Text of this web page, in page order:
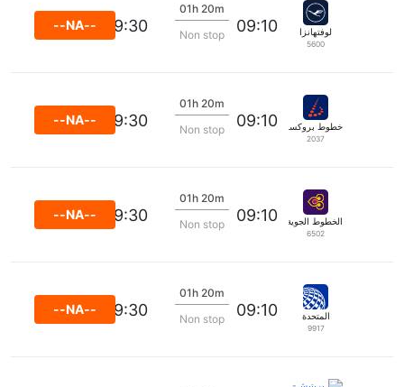
لوفتهانزا
5600
09:10
01h 20m
Non stop
09:30
--NA--
خطوط بروكسل الجوية
2037
09:10
01h 20m
Non stop
09:30
--NA--
الخطوط الجوية الدولية التايلاندية
6502
09:10
01h 20m
Non stop
09:30
--NA--
المتحدة
9917
09:10
01h 20m
Non stop
09:30
--NA--